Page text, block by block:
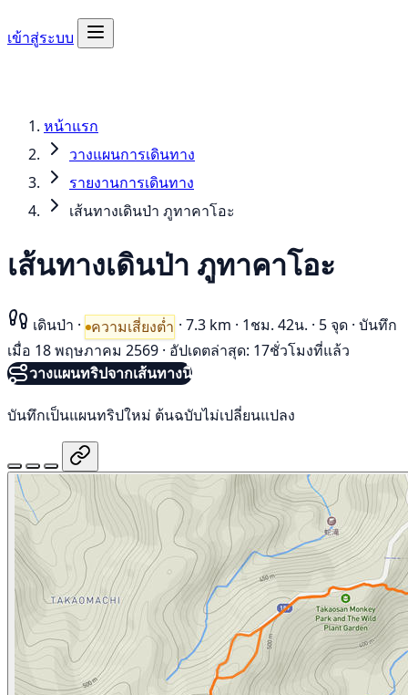
เข้าสู่ระบบ
หน้าแรก
วางแผนการเดินทาง
รายงานการเดินทาง
เส้นทางเดินป่า ภูทาคาโอะ
เส้นทางเดินป่า ภูทาคาโอะ
เดินป่า · ความเสี่ยงต่ำ · 7.3 km · 1ชม. 42น. · 5 จุด · บันทึก
เมื่อ 18 พฤษภาคม 2569 · อัปเดตล่าสุด: 17ชั่วโมงที่แล้ว
วางแผนทริปจากเส้นทางนี้
บันทึกเป็นแผนทริปใหม่ ต้นฉบับไม่เปลี่ยนแปลง